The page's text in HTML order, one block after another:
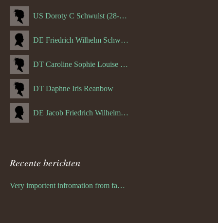
US Doroty C Schwulst (28-12-1919)
DE Friedrich Wilhelm Schwulst
DT Caroline Sophie Louise Schreuder born Schwulst (13-05-1866)
DT Daphne Iris Reanbow
DE Jacob Friedrich Wilhelm Hurth
Recente berichten
Very importent infromation from family Schwulst